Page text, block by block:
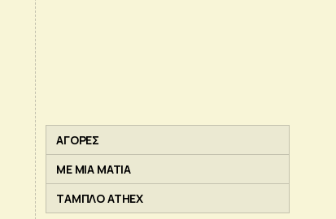
ΑΓΟΡΕΣ
ΜΕ ΜΙΑ ΜΑΤΙΑ
ΤΑΜΠΛΟ ATHEX